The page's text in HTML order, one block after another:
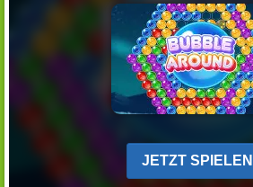
JETZT SPIELEN